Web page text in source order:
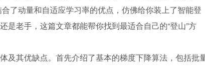
了动量和自适应学习率的优点，仿佛给你装上了智能登
老手，这篇文章都能帮你找到最适合自己的“登山”方
及其优缺点。首先介绍了基本的梯度下降算法，包括批